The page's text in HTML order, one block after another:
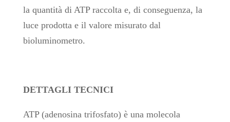
la quantità di ATP raccolta e, di conseguenza, la
luce prodotta e il valore misurato dal
bioluminometro.
DETTAGLI TECNICI
ATP (adenosina trifosfato) è una molecola